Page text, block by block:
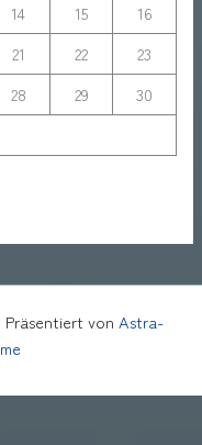
14 15
16
21 22
23
28 29
30
Präsentiert von Astra-